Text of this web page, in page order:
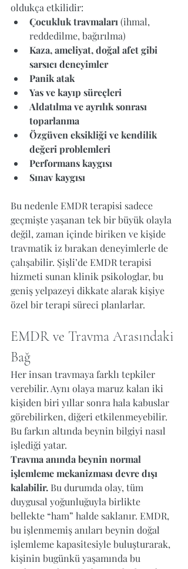
oldukça etkilidir:
Çocukluk travmaları (ihmal,
reddedilme, bağırılma)
Kaza, ameliyat, doğal afet gibi
sarsıcı deneyimler
Panik atak
Yas ve kayıp süreçleri
Aldatılma ve ayrılık sonrası
toparlanma
Özgüven eksikliği ve kendilik
değeri problemleri
Performans kaygısı
Sınav kaygısı
Bu nedenle EMDR terapisi sadece
geçmişte yaşanan tek bir büyük olayla
değil, zaman içinde biriken ve kişide
travmatik iz bırakan deneyimlerle de
çalışabilir. Şişli’de EMDR terapisi
hizmeti sunan klinik psikologlar, bu
geniş yelpazeyi dikkate alarak kişiye
özel bir terapi süreci planlarlar.
EMDR ve Travma Arasındaki
Bağ
Her insan travmaya farklı tepkiler
verebilir. Aynı olaya maruz kalan iki
kişiden biri yıllar sonra hala kabuslar
görebilirken, diğeri etkilenmeyebilir.
Bu farkın altında beynin bilgiyi nasıl
işlediği yatar.
Travma anında beynin normal
işlemleme mekanizması devre dışı
kalabilir. Bu durumda olay, tüm
duygusal yoğunluğuyla birlikte
bellekte “ham” halde saklanır. EMDR,
bu işlenmemiş anıları beynin doğal
işlemleme kapasitesiyle buluşturarak,
kişinin bugünkü yaşamında bu